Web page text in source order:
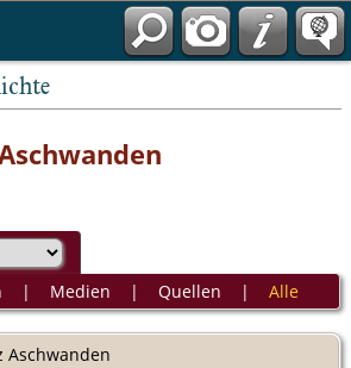
| Medien | Quellen | Alle
Aschwanden